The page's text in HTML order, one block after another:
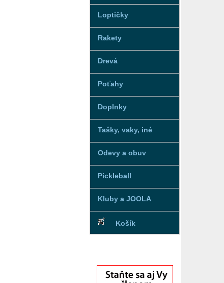
Loptičky
Rakety
Drevá
Poťahy
Doplnky
Tašky, vaky, iné
Odevy a obuv
Pickleball
Kluby a JOOLA
Košík